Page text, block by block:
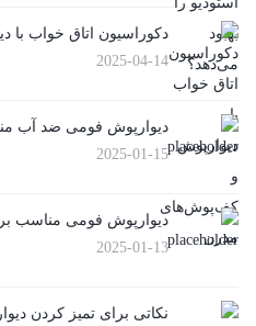
دکوراسیون اتاق خواب
2025-04-14
دیوارپوش فومی ضد آب
2025-01-15
دیوارپوش فومی مناسب
2025-01-13
نکاتی برای تمیز کردن